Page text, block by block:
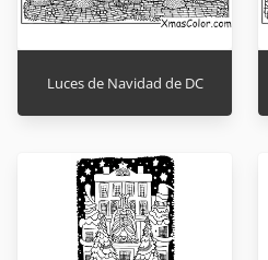
Luces de Navidad de DC